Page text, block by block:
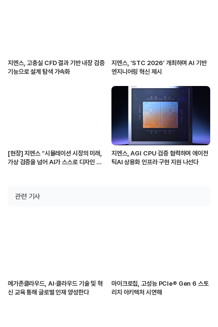
지멘스, 고충실 CFD 결과 기반 내장 검증
기능으로 설계 탐색 가속화
지멘스, ‘STC 2026’ 개최하며 AI 기반
엔지니어링 혁신 제시
[현장] 지멘스 “시뮬레이션 시장의 미래,
가상 검증을 넘어 AI가 스스로 디자인 생
지멘스, AGI CPU 검증 협력하며 에이전
틱AI 상용화 인프라 구현 지원 나선다
관련 기사
메가존클라우드, AI·클라우드 기술 및 혁
신 교육 통해 글로벌 인재 양성한다
마이크로칩, 고성능 PCIe® Gen 6 스토
리지 아키텍처 시연해